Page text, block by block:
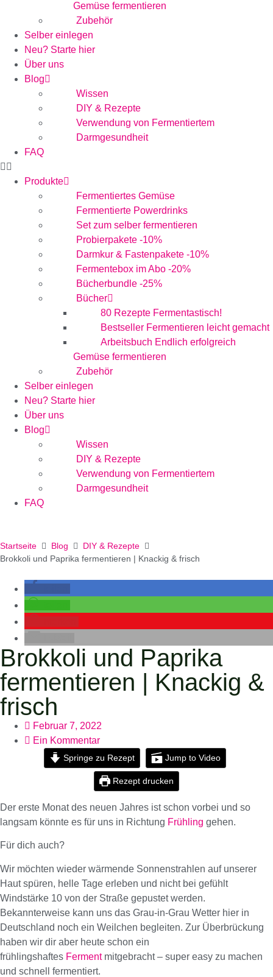
Gemüse fermentieren
Zubehör
Selber einlegen
Neu? Starte hier
Über uns
Blog
Wissen
DIY & Rezepte
Verwendung von Fermentiertem
Darmgesundheit
FAQ
Produkte
Fermentiertes Gemüse
Fermentierte Powerdrinks
Set zum selber fermentieren
Probierpakete -10%
Darmkur & Fastenpakete -10%
Fermentebox im Abo -20%
Bücherbundle -25%
Bücher
80 Rezepte Fermentastisch!
Bestseller Fermentieren leicht gemacht
Arbeitsbuch Endlich erfolgreich
Gemüse fermentieren
Zubehör
Selber einlegen
Neu? Starte hier
Über uns
Blog
Wissen
DIY & Rezepte
Verwendung von Fermentiertem
Darmgesundheit
FAQ
Startseite Blog
DIY & Rezepte
Brokkoli und Paprika fermentieren | Knackig & frisch
Brokkoli und Paprika
fermentieren | Knackig &
frisch
Februar 7, 2022
Ein Kommentar
Springe zu Rezept Jump to Video
Rezept drucken
Der erste Monat des neuen Jahres ist schon vorbei und so
langsam könnte es für uns in Richtung Frühling gehen.
Für dich auch?
Wir möchten wieder wärmende Sonnenstrahlen auf unserer
Haut spüren, helle Tage erleben und nicht bei gefühlt
Windstärke 10 von der Straße gepustet werden.
Bekannterweise kann uns das Grau-in-Grau Wetter hier in
Deutschland noch ein Weilchen begleiten. Zur Überbrückung
haben wir dir aber heute schon ein
frühlingshaftes Fermentmitgebracht – super easy zu machen
und schnell fermentiert.